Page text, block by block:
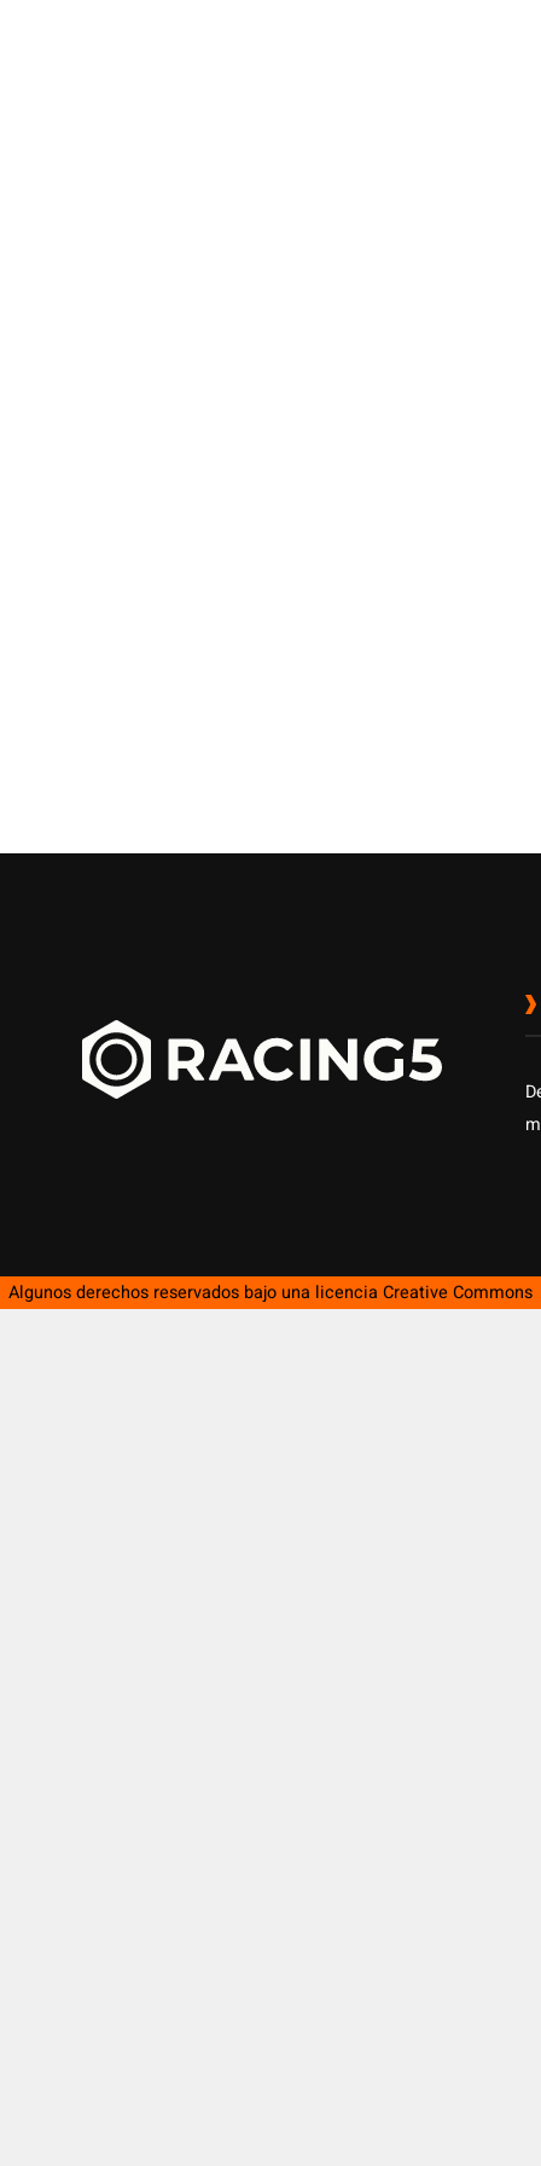
Algunos derechos reservados bajo una licencia Creative Commons